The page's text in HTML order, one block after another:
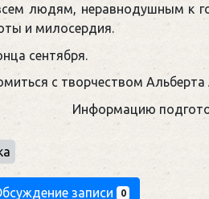
людям, неравнодушным к
и милосердия.
сентября.
с творчеством Альберта
Информацию
записи 0